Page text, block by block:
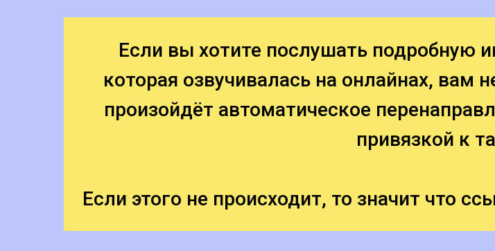
Если вы хотите послушать
которая озвучивалась на онлайнах,
произойдёт автоматическое
привязкой к
Если этого не происходит, то значит что